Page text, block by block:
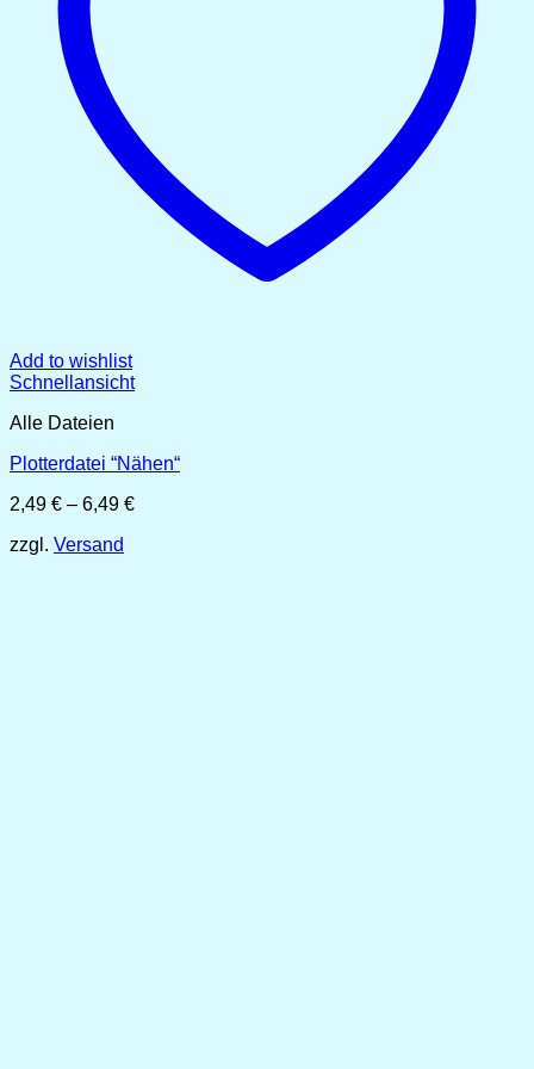
Add to wishlist
Schnellansicht
Alle Dateien
Plotterdatei “Nähen“
2,49 € – 6,49 €Preisspanne:
zzgl. Versand